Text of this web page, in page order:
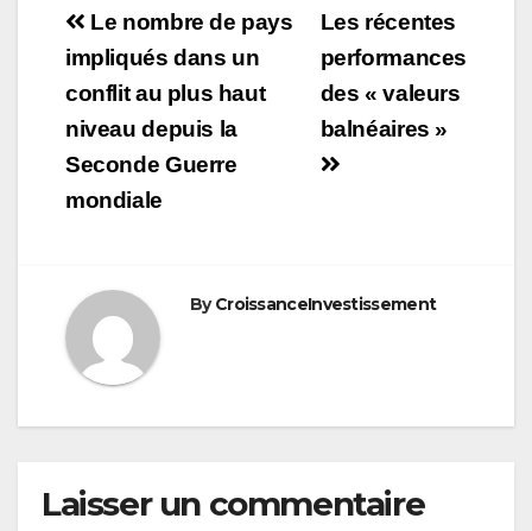
Navigation
de
l’article
Les récentes
performances
des « valeurs
balnéaires »
Le nombre de pays
impliqués dans un
conflit au plus haut
niveau depuis la
Seconde Guerre
mondiale
ByCroissanceInvestissement
Laisser un commentaire